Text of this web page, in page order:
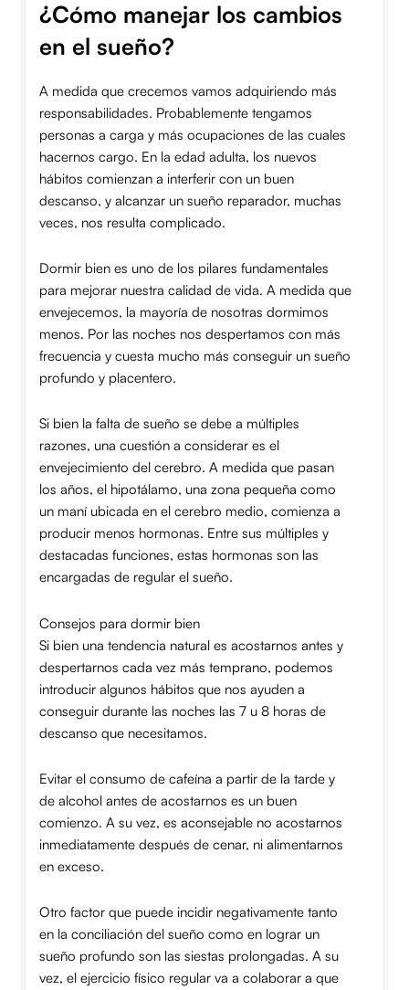
¿Cómo manejar los cambios
en el sueño?
A medida que crecemos vamos adquiriendo más
responsabilidades. Probablemente tengamos
personas a carga y más ocupaciones de las cuales
hacernos cargo. En la edad adulta, los nuevos
hábitos comienzan a interferir con un buen
descanso, y alcanzar un sueño reparador, muchas
veces, nos resulta complicado.
Dormir bien es uno de los pilares fundamentales
para mejorar nuestra calidad de vida. A medida que
envejecemos, la mayoría de nosotras dormimos
menos. Por las noches nos despertamos con más
frecuencia y cuesta mucho más conseguir un sueño
profundo y placentero.
Si bien la falta de sueño se debe a múltiples
razones, una cuestión a considerar es el
envejecimiento del cerebro. A medida que pasan
los años, el hipotálamo, una zona pequeña como
un maní ubicada en el cerebro medio, comienza a
producir menos hormonas. Entre sus múltiples y
destacadas funciones, estas hormonas son las
encargadas de regular el sueño.
Consejos para dormir bien
Si bien una tendencia natural es acostarnos antes y
despertarnos cada vez más temprano, podemos
introducir algunos hábitos que nos ayuden a
conseguir durante las noches las 7 u 8 horas de
descanso que necesitamos.
Evitar el consumo de cafeína a partir de la tarde y
de alcohol antes de acostarnos es un buen
comienzo. A su vez, es aconsejable no acostarnos
inmediatamente después de cenar, ni alimentarnos
en exceso.
Otro factor que puede incidir negativamente tanto
en la conciliación del sueño como en lograr un
sueño profundo son las siestas prolongadas. A su
vez, el ejercicio físico regular va a colaborar a que